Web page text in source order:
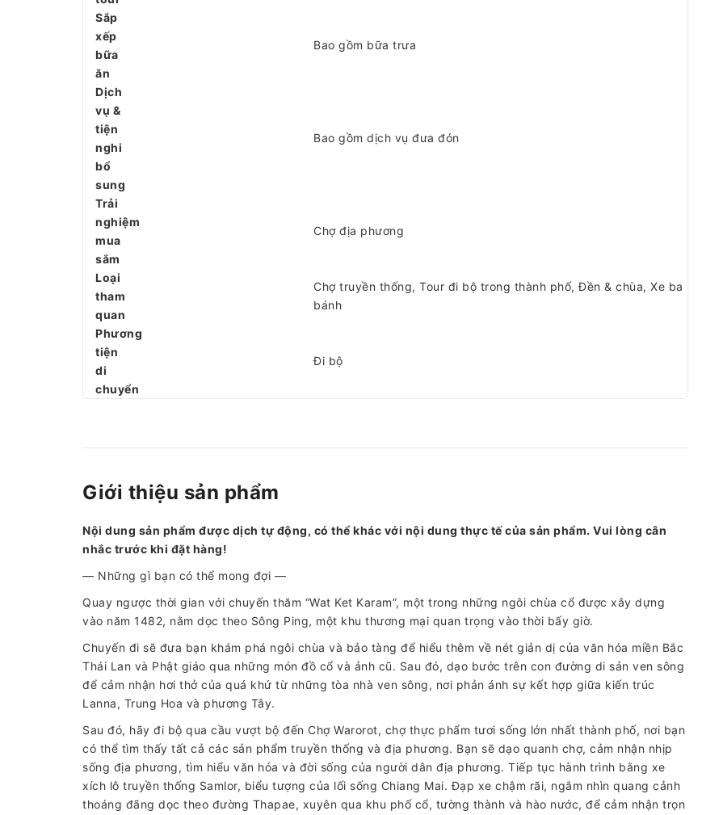
Sắp
xếp
bữa
ăn
Bao gồm bữa trưa
Dịch
vụ &
tiện
nghi
bổ
sung
Bao gồm dịch vụ đưa đón
Trải
nghiệm
mua
sắm
Chợ địa phương
Loại
tham
quan
Chợ truyền thống, Tour đi bộ trong thành phố, Đền & chùa, Xe ba
bánh
Phương
tiện
di
chuyển
Đi bộ
Giới thiệu sản phẩm
Nội dung sản phẩm được dịch tự động, có thể khác với nội dung thực tế của sản phẩm. Vui lòng cân
nhắc trước khi đặt hàng!
— Những gì bạn có thể mong đợi —
Quay ngược thời gian với chuyến thăm “Wat Ket Karam”, một trong những ngôi chùa cổ được xây dựng
vào năm 1482, nằm dọc theo Sông Ping, một khu thương mại quan trọng vào thời bấy giờ.
Chuyến đi sẽ đưa bạn khám phá ngôi chùa và bảo tàng để hiểu thêm về nét giản dị của văn hóa miền Bắc
Thái Lan và Phật giáo qua những món đồ cổ và ảnh cũ. Sau đó, dạo bước trên con đường di sản ven sông
để cảm nhận hơi thở của quá khứ từ những tòa nhà ven sông, nơi phản ánh sự kết hợp giữa kiến trúc
Lanna, Trung Hoa và phương Tây.
Sau đó, hãy đi bộ qua cầu vượt bộ đến Chợ Warorot, chợ thực phẩm tươi sống lớn nhất thành phố, nơi bạn
có thể tìm thấy tất cả các sản phẩm truyền thống và địa phương. Bạn sẽ dạo quanh chợ, cảm nhận nhịp
sống địa phương, tìm hiểu văn hóa và đời sống của người dân địa phương. Tiếp tục hành trình bằng xe
xích lô truyền thống Samlor, biểu tượng của lối sống Chiang Mai. Đạp xe chậm rãi, ngắm nhìn quang cảnh
thoáng đãng dọc theo đường Thapae, xuyên qua khu phố cổ, tường thành và hào nước, để cảm nhận trọn